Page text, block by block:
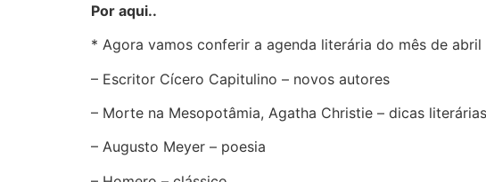
Por aqui..
* Agora vamos conferir a agenda literária do mês de abril
– Escritor Cícero Capitulino – novos autores
– Morte na Mesopotâmia, Agatha Christie – dicas literárias
– Augusto Meyer – poesia